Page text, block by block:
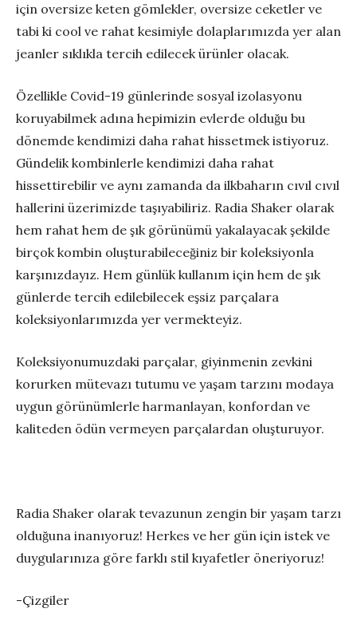
için oversize keten gömlekler, oversize ceketler ve
tabi ki cool ve rahat kesimiyle dolaplarımızda yer alan
jeanler sıklıkla tercih edilecek ürünler olacak.
Özellikle Covid-19 günlerinde sosyal izolasyonu
koruyabilmek adına hepimizin evlerde olduğu bu
dönemde kendimizi daha rahat hissetmek istiyoruz.
Gündelik kombinlerle kendimizi daha rahat
hissettirebilir ve aynı zamanda da ilkbaharın cıvıl cıvıl
hallerini üzerimizde taşıyabiliriz. Radia Shaker olarak
hem rahat hem de şık görünümü yakalayacak şekilde
birçok kombin oluşturabileceğiniz bir koleksiyonla
karşınızdayız. Hem günlük kullanım için hem de şık
günlerde tercih edilebilecek eşsiz parçalara
koleksiyonlarımızda yer vermekteyiz.
Koleksiyonumuzdaki parçalar, giyinmenin zevkini
korurken mütevazı tutumu ve yaşam tarzını modaya
uygun görünümlerle harmanlayan, konfordan ve
kaliteden ödün vermeyen parçalardan oluşturuyor.
Radia Shaker olarak tevazunun zengin bir yaşam tarzı
olduğuna inanıyoruz! Herkes ve her gün için istek ve
duygularınıza göre farklı stil kıyafetler öneriyoruz!
-Çizgiler